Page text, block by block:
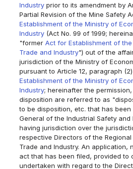
Industry prior to its amendment by
Partial Revision of the Mine Safety
Establishment of the Ministry of
Industry (Act No. 99 of 1999;
"formerAct for Establishment of
Trade and Industry") out of the
jurisdiction of the Ministry of
pursuant to Article 12, paragraph
Establishment of the Ministry of
Industry; hereinafter the
disposition are referred to as
to be disposition, etc. that has
General of the Industrial Safety
having jurisdiction over the
respective Directors of the
Trade and Industry. An application,
act that has been filed, provided to
undertaken with regard to the